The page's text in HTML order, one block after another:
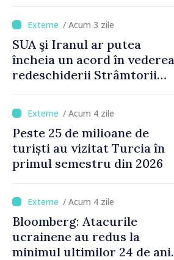
milioane de dolari
/ Acum 3 zile
SUA şi Iranul ar putea
încheia un acord în vederea
redeschiderii Strâmtorii
anunţă secretarul american
al Trezoreriei
/ Acum 4 zile
Peste 25 de milioane de
turiști au vizitat Turcia în
primul semestru din 2026
/ Acum 4 zile
Bloomberg: Atacurile
ucrainene au redus la
minimul ultimilor 24 de ani